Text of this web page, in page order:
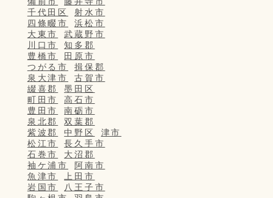
千代田区
射水市
四條畷市
浜松市
大東市
武蔵野市
川口市
知多郡
豊橋市
田原市
つがる市
揖保郡
泉大津市
古賀市
綴喜郡
墨田区
町田市
高石市
豊田市
南砺市
泉北郡
双葉郡
紫波郡
中野区
津市
松江市
長久手市
石巻市
大沼郡
袖ケ浦市
阿南市
魚津市
上田市
岩国市
八王子市